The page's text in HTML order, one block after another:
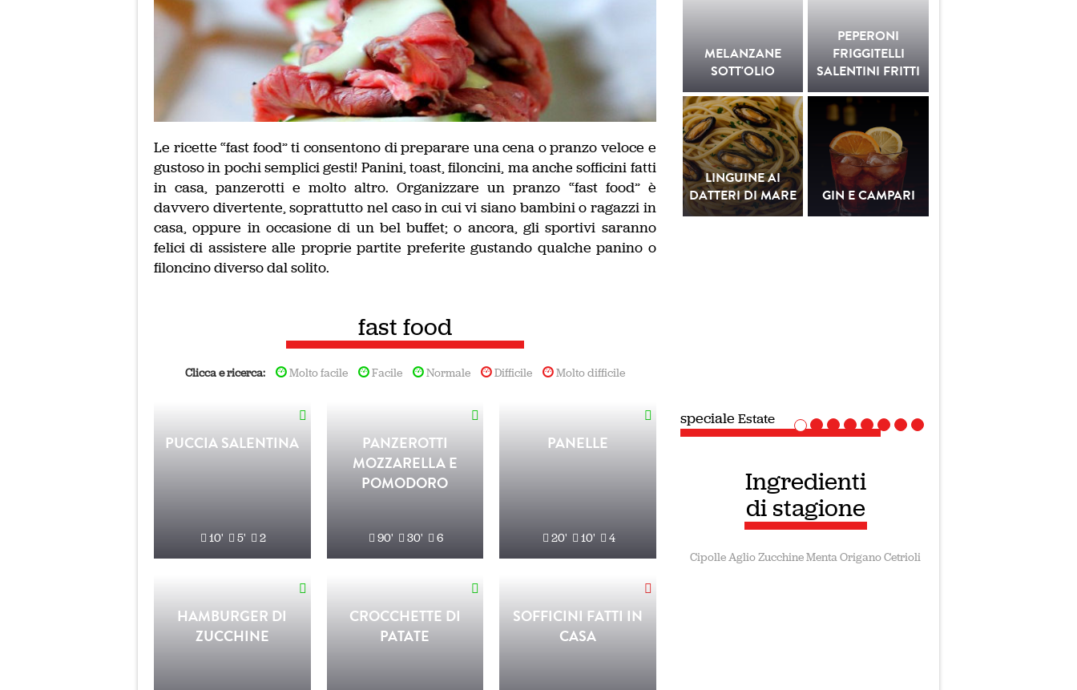
Le ricette “fast food” ti consentono di preparare una cena o pranzo veloce e
gustoso in pochi semplici gesti! Panini, toast, filoncini, ma anche sofficini fatti
in casa, panzerotti e molto altro. Organizzare un pranzo “fast food” è
davvero divertente, soprattutto nel caso in cui vi siano bambini o ragazzi in
casa, oppure in occasione di un bel buffet; o ancora, gli sportivi saranno
felici di assistere alle proprie partite preferite gustando qualche panino o
filoncino diverso dal solito.
fast food
Clicca e ricerca: Molto facile Facile Normale Difficile Molto difficile
PUCCIA SALENTINA
10' 5' 2
PANZEROTTI
MOZZARELLA E
POMODORO
90' 30' 6
PANELLE
20' 10' 4
HAMBURGER DI
ZUCCHINE
CROCCHETTE DI
PATATE
SOFFICINI FATTI IN
CASA
MELANZANE
SOTT'OLIO
PEPERONI
FRIGGITELLI
SALENTINI FRITTI
LINGUINE AI
DATTERI DI MARE
GIN E CAMPARI
speciale Estate speciale
Ingredienti
di stagione
CipolleAglioZucchineMentaOriganoCetrioli